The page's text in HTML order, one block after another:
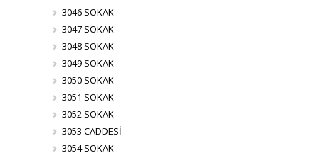
3046 SOKAK
3047 SOKAK
3048 SOKAK
3049 SOKAK
3050 SOKAK
3051 SOKAK
3052 SOKAK
3053 CADDESİ
3054 SOKAK